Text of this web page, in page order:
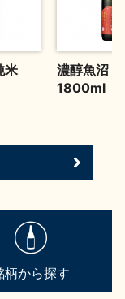
米
濃醇魚沼
1800ml
柄から探す